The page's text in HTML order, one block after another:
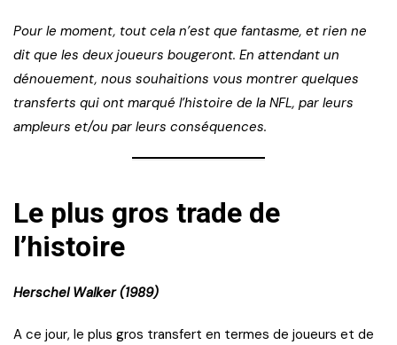
Pour le moment, tout cela n’est que fantasme, et rien ne
dit que les deux joueurs bougeront. En attendant un
dénouement, nous souhaitions vous montrer quelques
transferts qui ont marqué l’histoire de la NFL, par leurs
ampleurs et/ou par leurs conséquences.
Le plus gros trade de
l’histoire
Herschel Walker (1989)
A ce jour, le plus gros transfert en termes de joueurs et de